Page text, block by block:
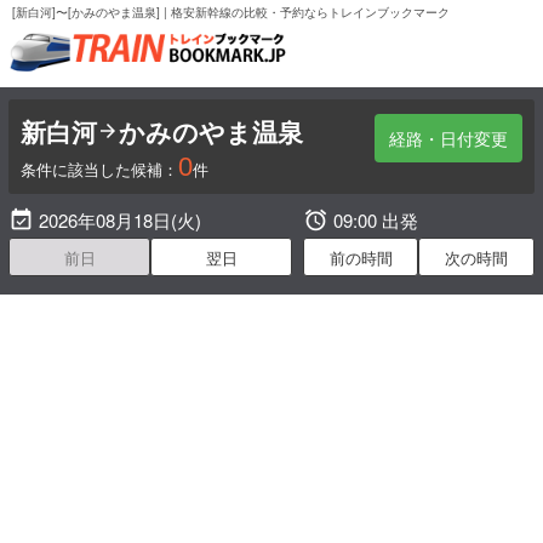
[新白河]〜[かみのやま温泉] | 格安新幹線の比較・予約ならトレインブックマーク
経路・日付変更
新白河かみのやま温泉
条件に該当した候補： 0件
 2026年08月18日(火)
前日 翌日
 09:00 出発
前の時間 次の時間